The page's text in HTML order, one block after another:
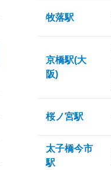
牧落駅
京橋駅(大
阪)
桜ノ宮駅
太子橋今市
駅